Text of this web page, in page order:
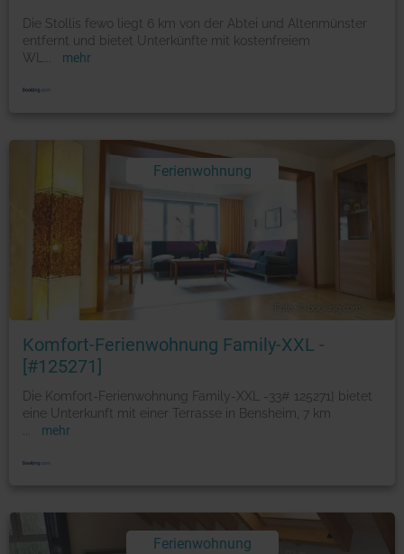
Die Stollis fewo liegt 6 km von der Abtei und Altenmünster
entfernt und bietet Unterkünfte mit kostenfreiem
WL
mehr
Ferienwohnung
Komfort-Ferienwohnung Family-XXL -
[#125271]
Die Komfort-Ferienwohnung Family-XXL -33# 125271] bietet
eine Unterkunft mit einer Terrasse in Bensheim, 7 km
mehr
Ferienwohnung